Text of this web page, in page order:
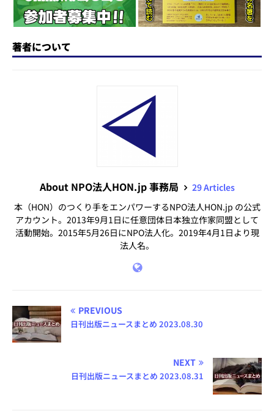
著者について
About NPO法人HON.jp 事務局
29 Articles
本（HON）のつくり手をエンパワーするNPO法人HON.jp の公式
アカウント。2013年9月1日に任意団体日本独立作家同盟として
活動開始。2015年5月26日にNPO法人化。2019年4月1日より現
法人名。
PREVIOUS
日刊出版ニュースまとめ 2023.08.30
NEXT
日刊出版ニュースまとめ 2023.08.31